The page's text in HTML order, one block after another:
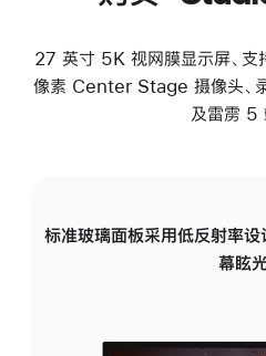
27 英寸 5K 视网膜显示屏、
像素 Center Stage 摄像头、
及雷雳 5
标准玻璃面板采用低反射率设
幕眩光